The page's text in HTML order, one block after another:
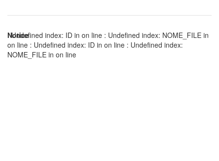
Notice
: Undefined index: ID in on line : Undefined index: NOME_FILE in
on line : Undefined index: ID in on line : Undefined index:
NOME_FILE in on line